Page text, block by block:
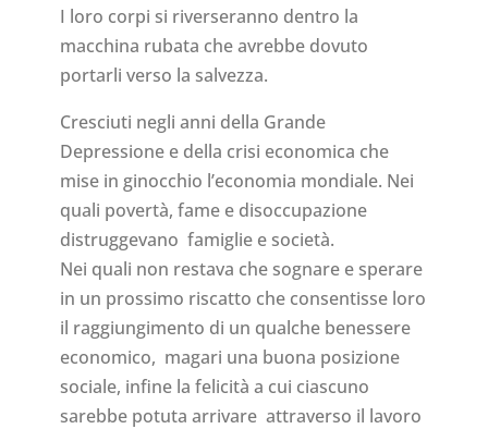
I loro corpi si riverseranno dentro la
macchina rubata che avrebbe dovuto
portarli verso la salvezza.
Cresciuti negli anni della Grande
Depressione e della crisi economica che
mise in ginocchio l’economia mondiale. Nei
quali povertà, fame e disoccupazione
distruggevano famiglie e società.
Nei quali non restava che sognare e sperare
in un prossimo riscatto che consentisse loro
il raggiungimento di un qualche benessere
economico, magari una buona posizione
sociale, infine la felicità a cui ciascuno
sarebbe potuta arrivare attraverso il lavoro